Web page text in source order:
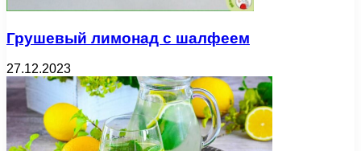
Грушевый лимонад с шалфеем
27.12.2023